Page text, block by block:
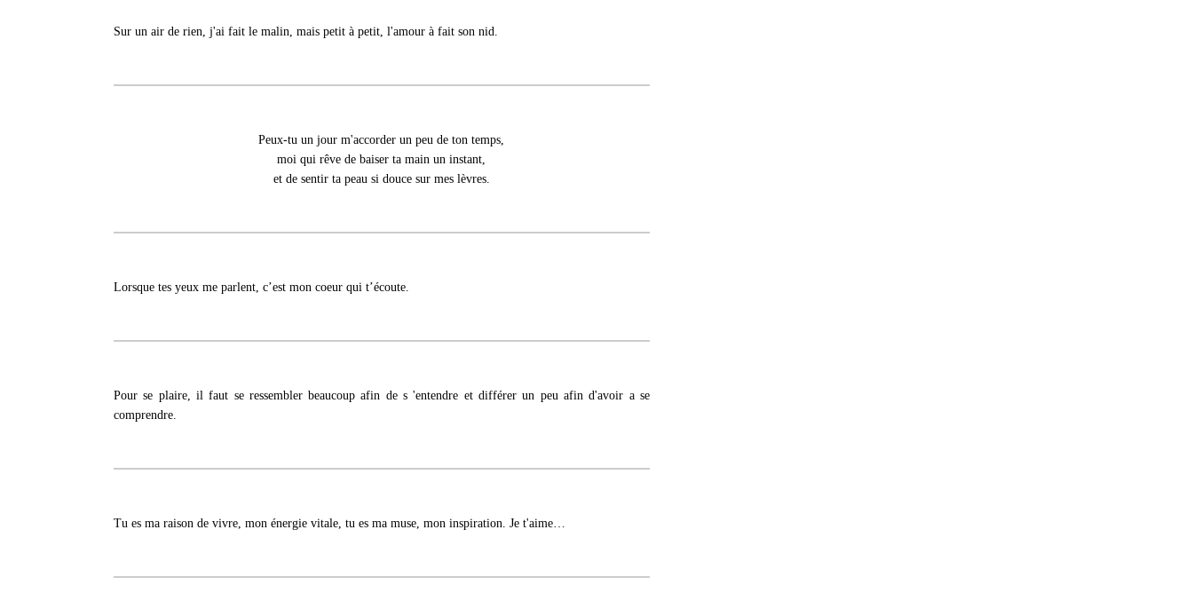
Sur un air de rien, j'ai fait le malin, mais petit à petit, l'amour à fait son nid.
Peux-tu un jour m'accorder un peu de ton temps,
moi qui rêve de baiser ta main un instant,
et de sentir ta peau si douce sur mes lèvres.
Lorsque tes yeux me parlent, c’est mon coeur qui t’écoute.
Pour se plaire, il faut se ressembler beaucoup afin de s 'entendre et différer un peu afin d'avoir a se
comprendre.
Tu es ma raison de vivre, mon énergie vitale, tu es ma muse, mon inspiration. Je t'aime…